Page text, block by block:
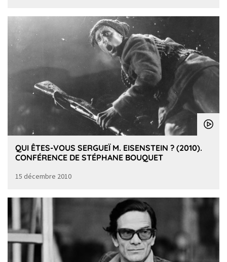
QUI ÊTES-VOUS SERGUEÏ M. EISENSTEIN ? (2010).
CONFÉRENCE DE STÉPHANE BOUQUET
15 décembre 2010